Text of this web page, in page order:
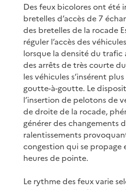
Des feux bicolores ont été
bretelles d’accès de 7
des bretelles de la rocade
réguler l’accès des
lorsque la densité du trafic
des arrêts de très courte
les véhicules s’insérent
goutte-à-goutte. Le
l’insertion de pelotons de
de droite de la rocade,
générer des changements
ralentissements
congestion qui se propage
heures de pointe.
Le rythme des feux varie